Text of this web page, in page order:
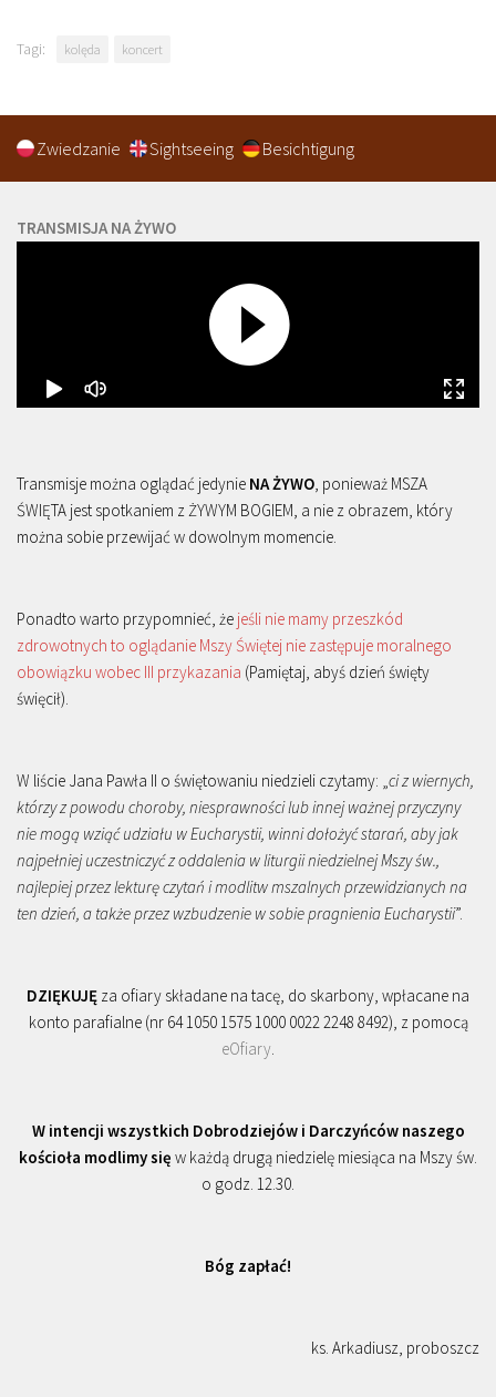
Tagi: kolęda koncert
Zwiedzanie Sightseeing Besichtigung
TRANSMISJA NA ŻYWO
Transmisje można oglądać jedynie NA ŻYWO, ponieważ MSZA
ŚWIĘTA jest spotkaniem z ŻYWYM BOGIEM, a nie z obrazem, który
można sobie przewijać w dowolnym momencie.
Ponadto warto przypomnieć, że jeśli nie mamy przeszkód
zdrowotnych to oglądanie Mszy Świętej nie zastępuje moralnego
obowiązku wobec III przykazania (Pamiętaj, abyś dzień święty
święcił).
W liście Jana Pawła II o świętowaniu niedzieli czytamy: „ci z wiernych,
którzy z powodu choroby, niesprawności lub innej ważnej przyczyny
nie mogą wziąć udziału w Eucharystii, winni dołożyć starań, aby jak
najpełniej uczestniczyć z oddalenia w liturgii niedzielnej Mszy św.,
najlepiej przez lekturę czytań i modlitw mszalnych przewidzianych na
ten dzień, a także przez wzbudzenie w sobie pragnienia Eucharystii”.
DZIĘKUJĘ za ofiary składane na tacę, do skarbony, wpłacane na
konto parafialne (nr 64 1050 1575 1000 0022 2248 8492), z pomocą
eOfiary.
W intencji wszystkich Dobrodziejów i Darczyńców naszego
kościoła modlimy się w każdą drugą niedzielę miesiąca na Mszy św.
o godz. 12.30.
Bóg zapłać!
ks. Arkadiusz, proboszcz